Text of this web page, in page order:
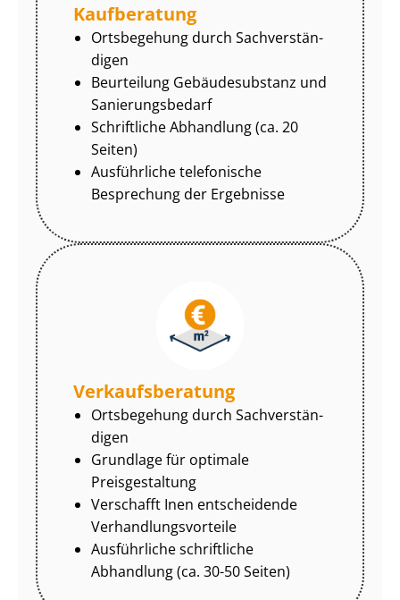
Kaufberatung
Ortsbegehung durch Sach­ver­stän­
di­gen
Beurteilung Gebäudesubstanz und
Sa­nie­rungs­be­darf
Schriftliche Abhandlung (ca. 20
Seiten)
Ausführliche telefonische
Besprechung der Ergebnisse
Ver­kaufs­be­ra­tung
Ortsbegehung durch Sach­ver­stän­
di­gen
Grundlage für optimale
Preisgestaltung
Verschafft Inen entscheidende
Ver­hand­lungs­vor­tei­le
Ausführliche schriftliche
Abhandlung (ca. 30-50 Seiten)